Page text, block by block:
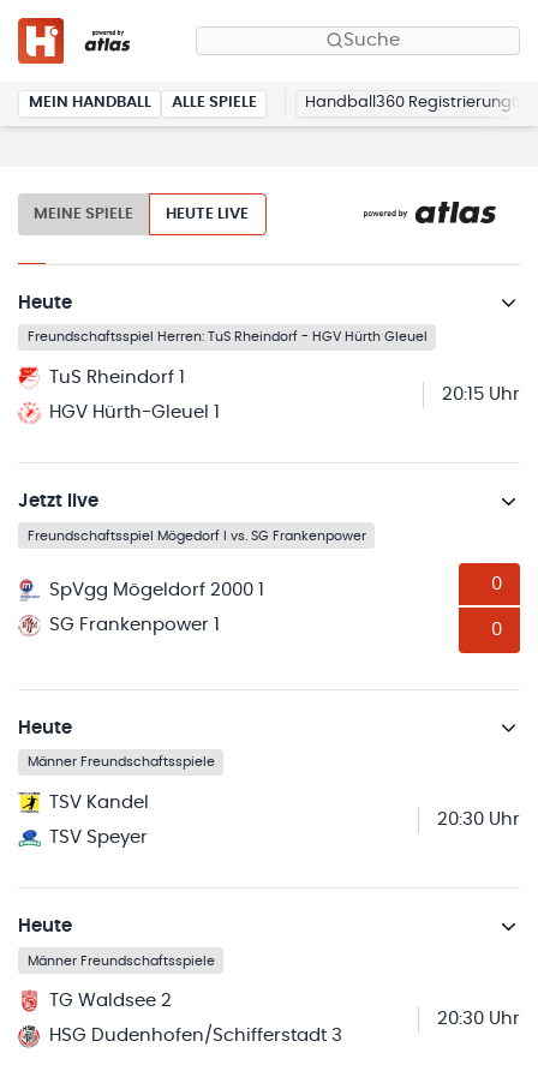
Suche
MEIN HANDBALL ALLE SPIELE Handball360 Registrierung
MEINE SPIELE HEUTE LIVE
Heute
Freundschaftsspiel Herren: TuS Rheindorf - HGV Hürth Gleuel
TuS Rheindorf 1
HGV Hürth-Gleuel 1
20:15 Uhr
Jetzt live
Freundschaftsspiel Mögedorf I vs. SG Frankenpower
SpVgg Mögeldorf 2000 1
SG Frankenpower 1
0
0
Heute
Männer Freundschaftsspiele
TSV Kandel
TSV Speyer
20:30 Uhr
Heute
Männer Freundschaftsspiele
TG Waldsee 2
HSG Dudenhofen/Schifferstadt 3
20:30 Uhr